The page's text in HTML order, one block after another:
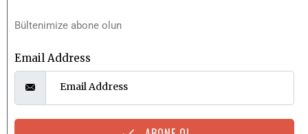
Bültenimize abone olun
Email Address